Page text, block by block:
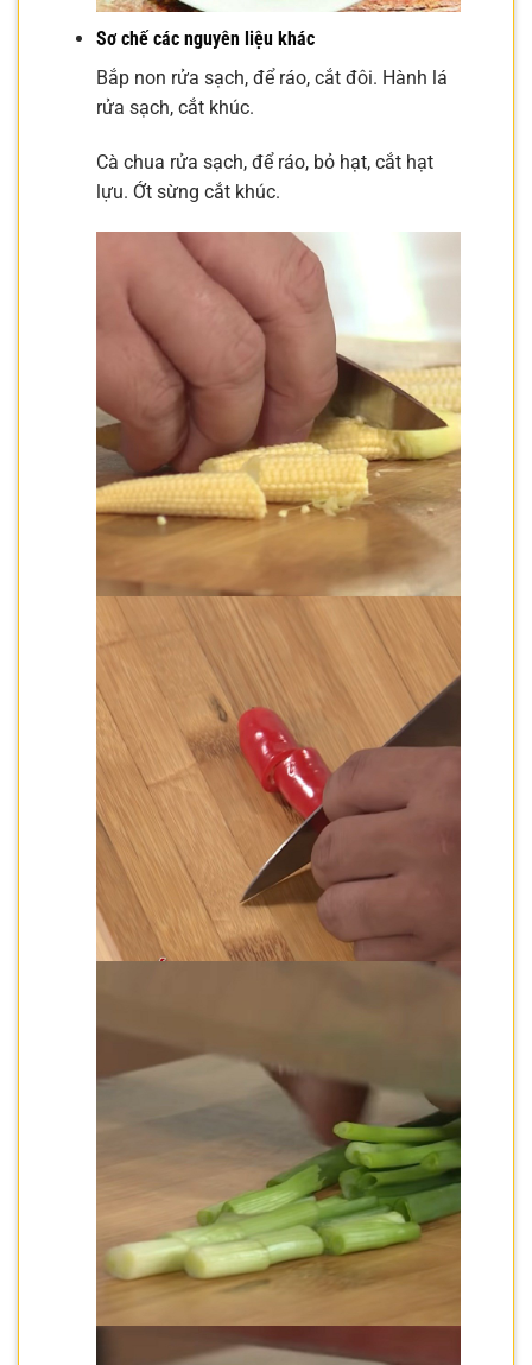
Sơ chế các nguyên liệu khác
Bắp non rửa sạch, để ráo, cắt đôi. Hành lá
rửa sạch, cắt khúc.
Cà chua rửa sạch, để ráo, bỏ hạt, cắt hạt
lựu. Ớt sừng cắt khúc.